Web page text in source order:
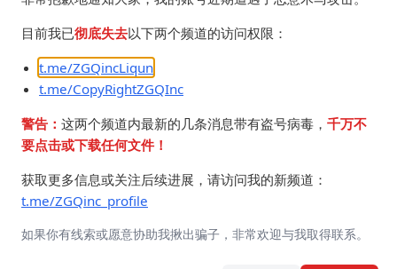
已经闹了不少笑话了。
如删：
https://t.me/blade_s_house/17656
如删2：
https://t.me/AWAvenueChat/97258
目前我已彻底失去以下两个频道的访问权限：
t.me/ZGQincLiqun
t.me/CopyRightZGQInc
警告： 这两个频道内最新的几条消息带有盗号病毒， 千万不
要点击或下载任何文件！
获取更多信息或关注后续进展，请访问我的新频道：
t.me/ZGQinc_profile
如果你有线索或愿意协助我揪出骗子，非常欢迎与我取得联系。